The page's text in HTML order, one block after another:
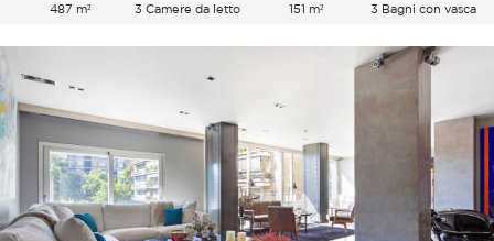
487 m² 3 Camere da letto 151 m² 3 Bagni con vasca